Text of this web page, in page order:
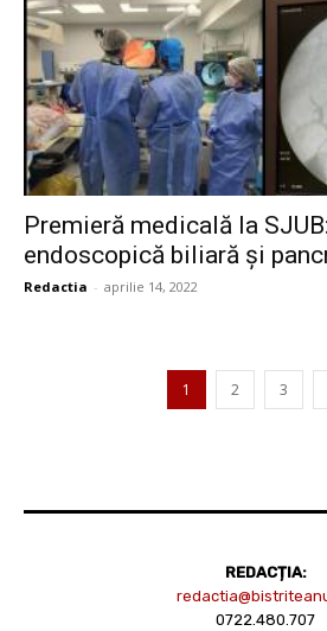
Premieră medicală la
endoscopică biliară și
Redactia - aprilie 14, 2022
1 2 3
REDACȚIA:
0722.480.707